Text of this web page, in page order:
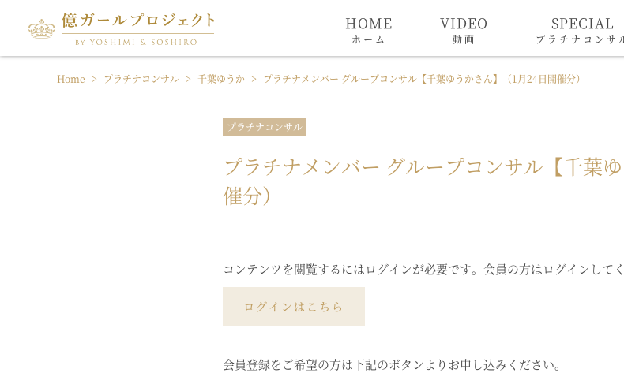
HOME
ホーム
VIDEO
動画
SPECIAL
プラチナコンサ
Home > プラチナコンサル > 千葉ゆうか > プラチナメンバー グループコンサル【千葉ゆうかさん】（1月24日開催分）
プラチナコンサル
プラチナメンバー グループコンサル【千葉
催分）
コンテンツを閲覧するにはログインが必要です。会員の方はログインしてく
ログインはこちら
会員登録をご希望の方は下記のボタンよりお申し込みください。